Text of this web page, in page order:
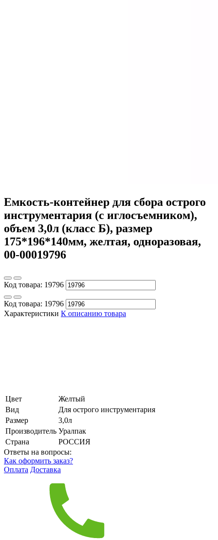
Емкость-контейнер для сбора острого
инструментария (с иглосъемником),
объем 3,0л (класс Б), размер
175*196*140мм, желтая, одноразовая,
00-00019796
Код товара: 19796
Код товара: 19796
Характеристики К описанию товара
Цвет
Желтый
Вид
Для острого инструментария
Размер
3,0л
Производитель Уралпак
Страна
РОССИЯ
Ответы на вопросы:
Как оформить заказ?
Оплата Доставка